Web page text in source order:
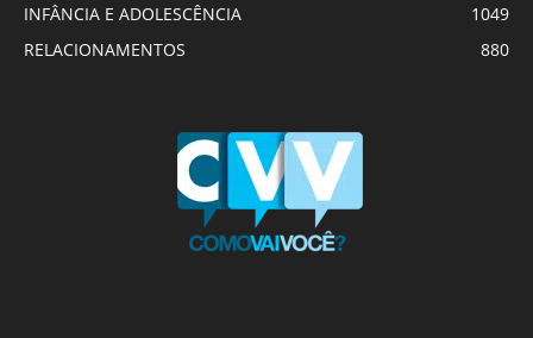
INFÂNCIA E ADOLESCÊNCIA
1049
RELACIONAMENTOS
880